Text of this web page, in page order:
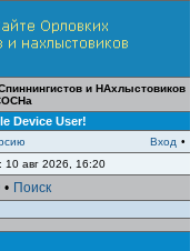
и НАхлыстовиков
Device User!
Вход •
10 авг 2026, 16:20
• Поиск